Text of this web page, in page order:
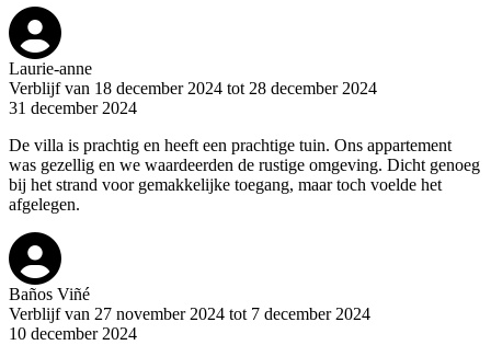
Laurie-anne
Verblijf van 18 december 2024 tot 28 december 2024
31 december 2024
De villa is prachtig en heeft een prachtige tuin. Ons appartement
was gezellig en we waardeerden de rustige omgeving. Dicht genoeg
bij het strand voor gemakkelijke toegang, maar toch voelde het
afgelegen.
Baños Viñé
Verblijf van 27 november 2024 tot 7 december 2024
10 december 2024